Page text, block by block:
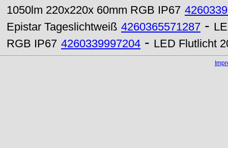
1050lm 220x220x 60mm RGB IP67
Epistar Tageslichtweiß 4260365571287 -
RGB IP67 4260339997204 - LED Flutlicht